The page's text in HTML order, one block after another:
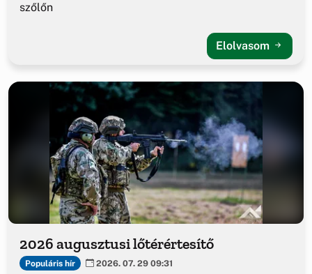
szőlőn
Elolvasom
2026 augusztusi lőtérértesítő
Populáris hír 2026. 07. 29 09:31